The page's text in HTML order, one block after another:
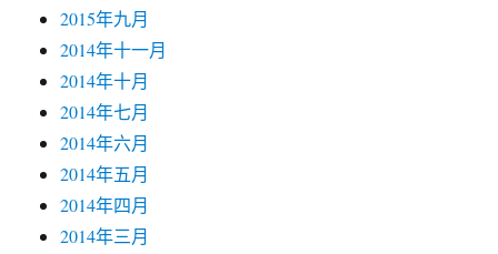
2015年九月
2014年十一月
2014年十月
2014年七月
2014年六月
2014年五月
2014年四月
2014年三月